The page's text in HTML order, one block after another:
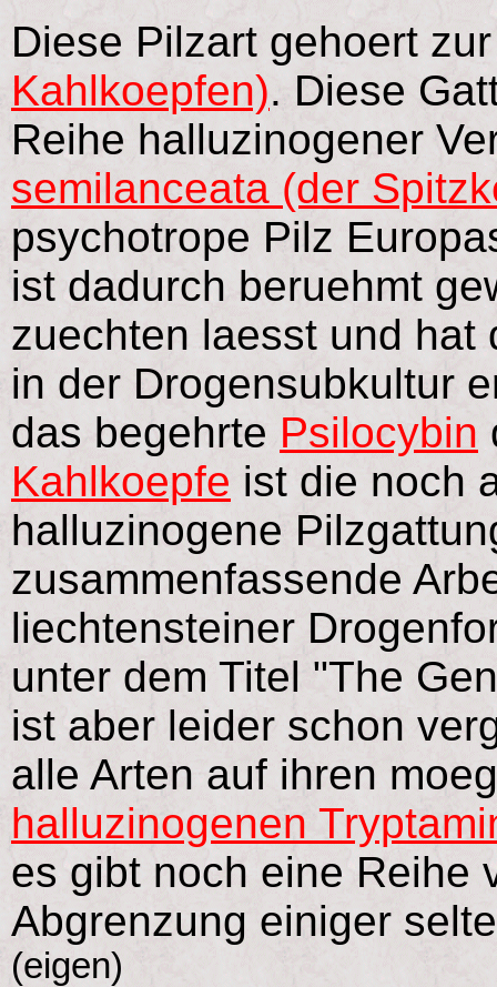
Diese Pilzart gehoert
Kahlkoepfen). Diese
Reihe halluzinogener
semilanceata (der
psychotrope Pilz
ist dadurch beruehmt
zuechten laesst und hat
in der Drogensubkultur
das begehrte Psilocybin
Kahlkoepfe ist die noch
halluzinogene
zusammenfassende
liechtensteiner
unter dem Titel "The
ist aber leider schon
alle Arten auf ihren
halluzinogenen
es gibt noch eine Reihe
Abgrenzung einiger
(eigen)